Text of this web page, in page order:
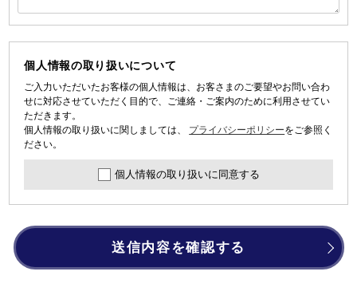
個人情報の取り扱いについて
ご入力いただいたお客様の個人情報は、お客さまのご要望やお問い合わ
せに対応させていただく目的で、ご連絡・ご案内のために利用させてい
ただきます。
個人情報の取り扱いに関しましては、 プライバシーポリシーをご参照く
ださい。
個人情報の取り扱いに同意する
送信内容を確認する